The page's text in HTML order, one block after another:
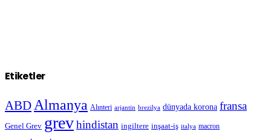
Etiketler
ABD Almanya Alınteri arjantin brezilya dünyada korona fransa
Genel Grev grevhindistan ingiltere inşaat-iş italya macron